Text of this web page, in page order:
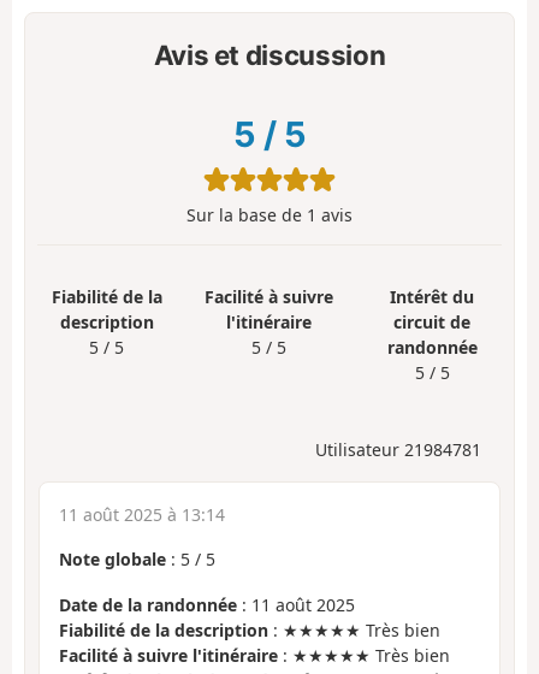
Avis et discussion
5 / 5
Sur la base de 1 avis
Fiabilité de la
description
5 / 5
Facilité à suivre
l'itinéraire
5 / 5
Intérêt du
circuit de
randonnée
5 / 5
Utilisateur 21984781
11 août 2025 à 13:14
Note globale : 5 / 5
Date de la randonnée : 11 août 2025
Fiabilité de la description : ★★★★★ Très bien
Facilité à suivre l'itinéraire : ★★★★★ Très bien